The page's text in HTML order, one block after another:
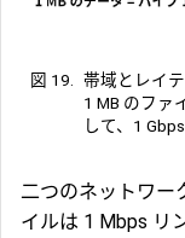
図 19.
帯域とレイ
1 MB のファ
して、1
二つのネットワー
イルは 1 Mbps リ